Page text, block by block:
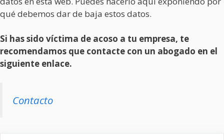
qué debemos dar de baja estos datos.
Si has sido víctima de acoso a tu empresa, te
recomendamos que contacte con un abogado en el
siguiente enlace.
Contacto